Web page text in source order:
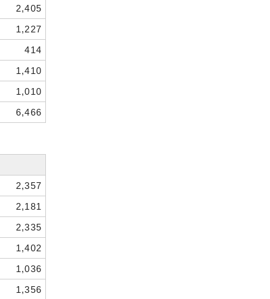
2,405
1,227
414
1,410
1,010
6,466
2,357
2,181
2,335
1,402
1,036
1,356